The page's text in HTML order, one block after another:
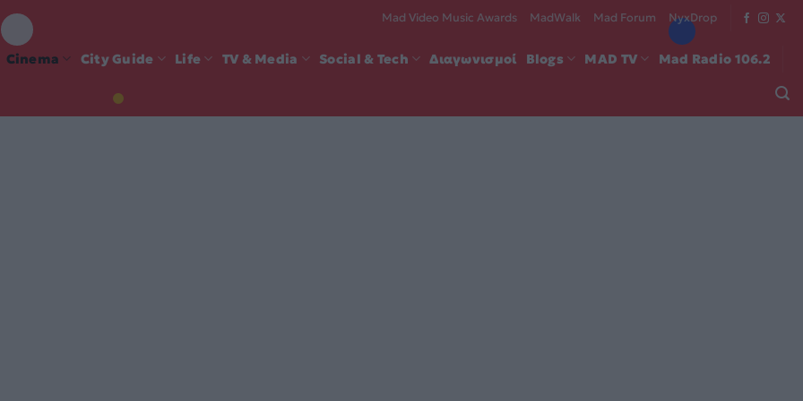
Mad Video Music Awards MadWalk Mad Forum NyxDrop
Cinema City Guide Life TV & Media Social & Tech Διαγωνισμοί Blogs MAD TV Mad Radio 106.2